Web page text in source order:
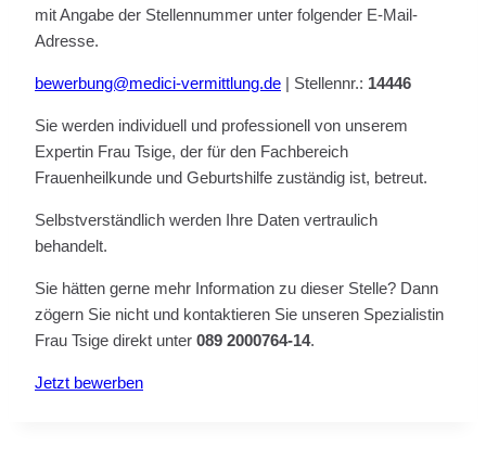
mit Angabe der Stellennummer unter folgender E-Mail-
Adresse.
bewerbung@medici-vermittlung.de | Stellennr.: 14446
Sie werden individuell und professionell von unserem
Expertin Frau Tsige, der für den Fachbereich
Frauenheilkunde und Geburtshilfe zuständig ist, betreut.
Selbstverständlich werden Ihre Daten vertraulich
behandelt.
Sie hätten gerne mehr Information zu dieser Stelle? Dann
zögern Sie nicht und kontaktieren Sie unseren Spezialistin
Frau Tsige direkt unter 089 2000764-14.
Jetzt bewerben